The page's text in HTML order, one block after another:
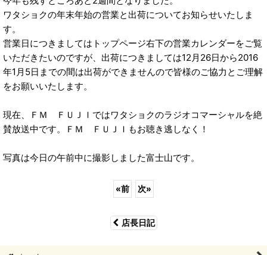
ワタショクの年末年始の営業と出荷についてお知らせいたしま
す。
営業日につきましてはトップページ右下の営業カレンダーをご覧
いただきたいのですが、出荷につきましては12月26日から2016
年1月5日までの間は出荷ができませんので皆様のご協力とご理解
をお願いいたします。
現在、ＦＭ ＦＵＪＩではワタショクのラジオコマーシャルを絶
賛放送中です。ＦＭ ＦＵＪＩもお聴き逃しなく！
写真は今日の午前中に撮影しました富士山です。
«前 次»
店長日記